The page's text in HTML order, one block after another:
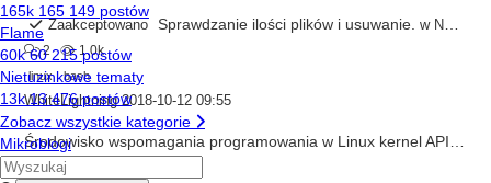
Zaakceptowano Sprawdzanie ilości plików i usuwanie. w Newbie
2
1.0k
linux
bash
WhiteLightning 2018-10-12 09:55
w
1